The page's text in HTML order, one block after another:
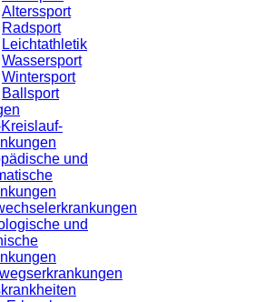
Alterssport
Radsport
Leichtathletik
Wassersport
Wintersport
Ballsport
und
und